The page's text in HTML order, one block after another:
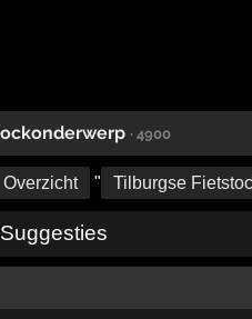
· 4900
Overzicht " Tilburgse
Suggesties